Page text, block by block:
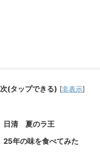
(タップできる) [非表示]
日清 夏のラ王
25年の味を食べてみた